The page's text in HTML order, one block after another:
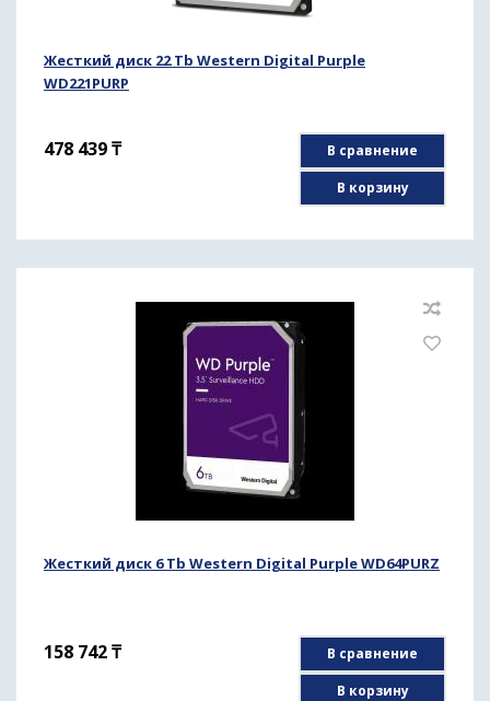
Жесткий диск 22 Tb Western Digital Purple
WD221PURP
478 439₸
В сравнение
В корзину
Жесткий диск 6 Tb Western Digital Purple WD64PURZ
158 742₸
В сравнение
В корзину